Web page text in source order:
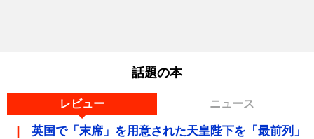
話題の本
レビュー ニュース
英国で「末席」を用意された天皇陛下を「最前列」